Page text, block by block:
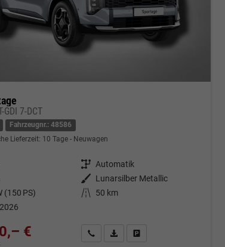
7-DCT
Fahrzeugnr.: 48586
Lieferzeit: 10 Tage Neuwagen
Getriebe Automatik
Außenfarbe Lunarsilber Metallic
(150 PS) Kilometerstand
50 km
€ Kontakt & Angebot anfordern
PDF-Datei, Fahrzeugexposé
Fahrzeug merken/Expose